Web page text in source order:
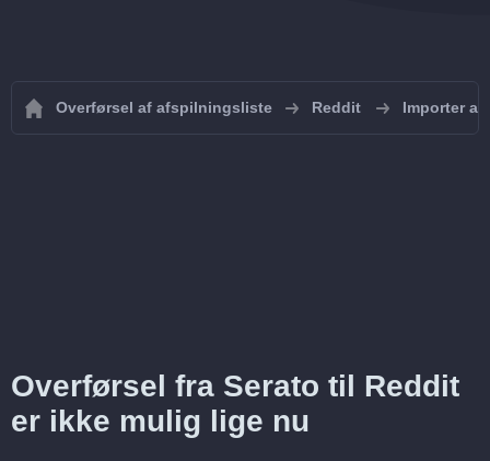
Overførsel af afspilningsliste Reddit Importer
Overførsel fra Serato til Reddit
er ikke mulig lige nu